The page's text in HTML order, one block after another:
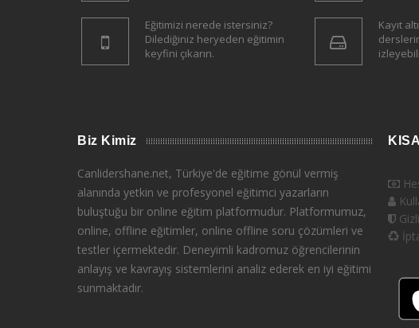
Eğitimizi nerede istersiniz?
Dilediğiniz heryeden eğitimin
keyfini çıkarın.
Kayıt
Biz Kimiz
Canlidershane.net, Türkiye'de eğitime gönül vermiş
alanında yetkin ve profesyonel eğitimci yazarların
buluştuğu bir online eğitim platformudur. Platformumuz,
online, offline eğitimler, online offline soru çözümleri ve
testler içermektedir. Deneyimli kadromuz öğrencilerinin
anlayış ve kavrayış sistemlerini analiz ederek en iyi eğitimi
sunmaktadır.